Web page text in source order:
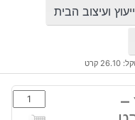
ייעוץ ועיצוב הבית
–
כמות
של